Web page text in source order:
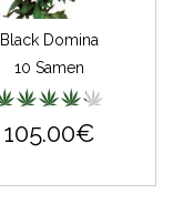
Black Domina
10 Samen
105.00€